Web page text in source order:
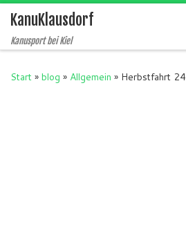
Zum Inhalt springen
KanuKlausdorf
Kanusport bei Kiel
Start » blog » Allgemein » Herbstfahrt 24